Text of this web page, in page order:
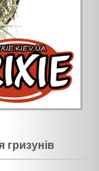
гризунів